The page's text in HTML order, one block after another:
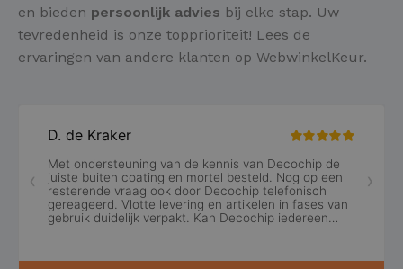
en bieden persoonlijk advies bij elke stap. Uw
tevredenheid is onze topprioriteit! Lees de
ervaringen van andere klanten op WebwinkelKeur.